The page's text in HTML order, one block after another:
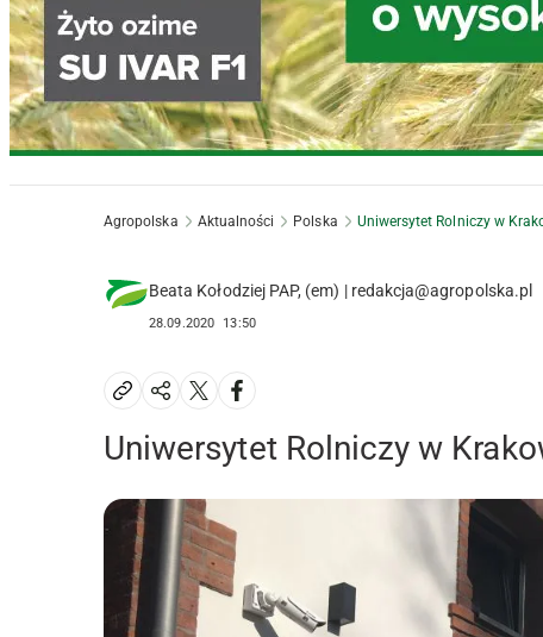
Agropolska Aktualności Polska Uniwersytet Rolniczy w
Beata Kołodziej PAP, (em) | redakcja@agropolska.pl
28.09.2020 13:50
Uniwersytet Rolniczy w